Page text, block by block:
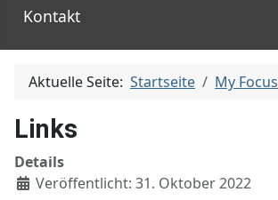
Kontakt
Aktuelle Seite: Startseite My Focus
Links
Details
Veröffentlicht: 31. Oktober 2022